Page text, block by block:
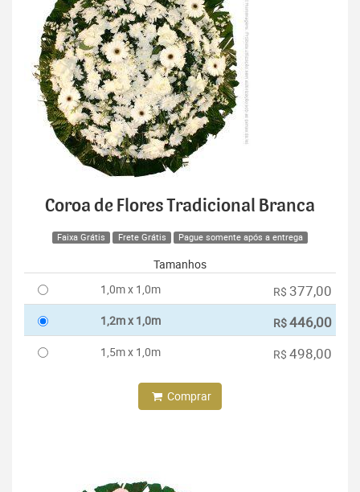
Coroa de Flores Tradicional Branca
Faixa Grátis Frete Grátis Pague somente após a entrega
Tamanhos
1,0m x 1,0m
R$ 377,00
1,2m x 1,0m R$446,00
1,5m x 1,0m R$ 498,00
Comprar